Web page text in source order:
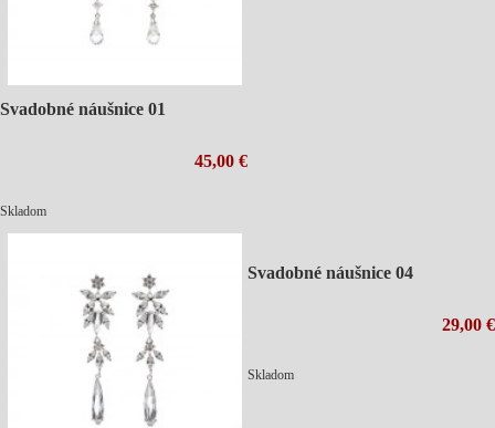
Svadobné náušnice 01
45,00 €
Skladom
Svadobné náušnice 04
29,00 €
Skladom